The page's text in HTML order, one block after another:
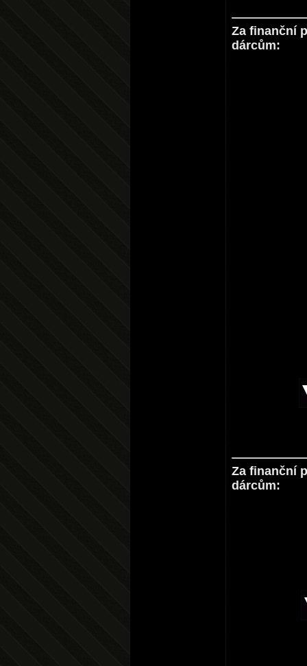
Za finanční
dárcům:
Za finanční
dárcům: